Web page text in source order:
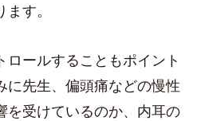
す。
ロールすることもポイント
に先生、偏頭痛などの慢性
を受けているのか、内耳の